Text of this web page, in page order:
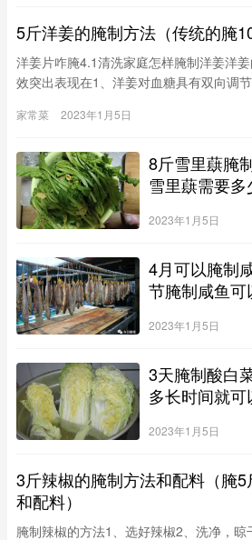
5斤洋姜的腌制方法（传统的腌
洋姜片咋腌4.1清洗家庭怎样腌制洋姜洋
效突出表现在1、洋姜对血糖具有双向调
示，洋姜中含有一种与人类胰腺里内生胰
作用。当人出现低血糖时，食用洋姜后同
各种保
家常菜 2023年1月5日
8斤雪里蕻腌
雪里蕻需要多
2023年1月5日
4月可以腌制
节腌制咸鱼可
2023年1月5日
3天腌制酸白
多长时间就可
2023年1月5日
3斤辣椒的腌制方法和配料（腌
和配料）
腌制辣椒的方法1、选好辣椒2、洗净，